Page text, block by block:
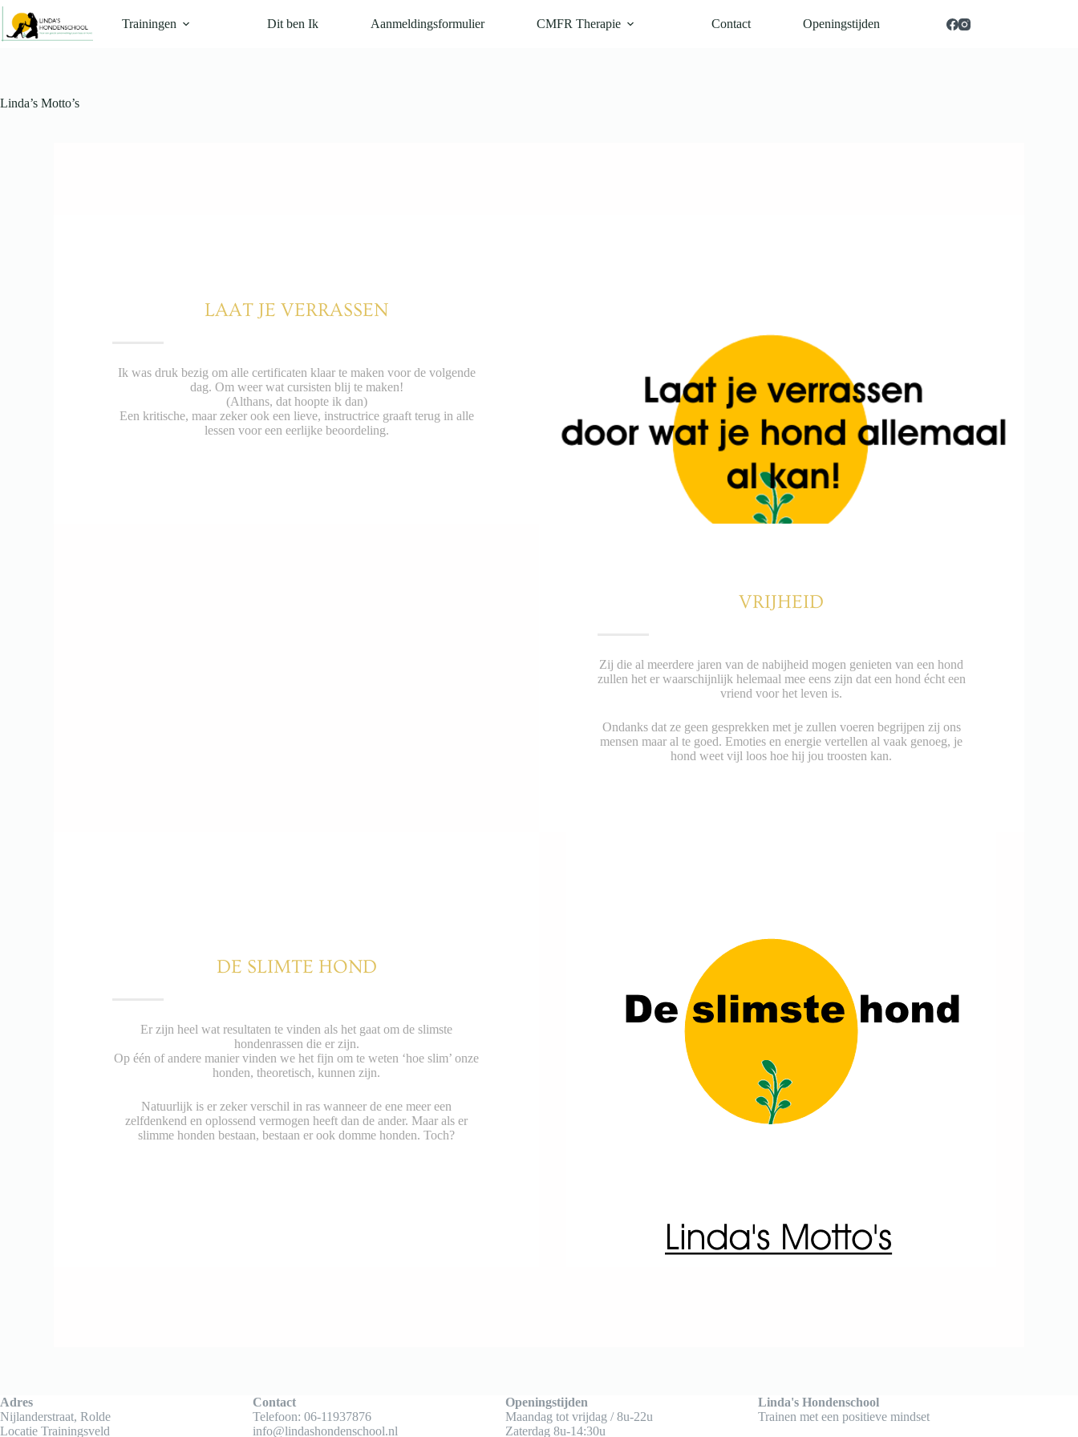
Trainingen Dit ben Ik Aanmeldingsformulier CMFR Therapie Contact Openingstijden
Linda’s Motto’s
LAAT JE VERRASSEN
Ik was druk bezig om alle certificaten klaar te maken voor de volgende
dag. Om weer wat cursisten blij te maken!
(Althans, dat hoopte ik dan)
Een kritische, maar zeker ook een lieve, instructrice graaft terug in alle
lessen voor een eerlijke beoordeling.
VRIJHEID
Zij die al meerdere jaren van de nabijheid mogen genieten van een hond
zullen het er waarschijnlijk helemaal mee eens zijn dat een hond écht een
vriend voor het leven is.
Ondanks dat ze geen gesprekken met je zullen voeren begrijpen zij ons
mensen maar al te goed. Emoties en energie vertellen al vaak genoeg, je
hond weet vijl loos hoe hij jou troosten kan.
DE SLIMTE HOND
Er zijn heel wat resultaten te vinden als het gaat om de slimste
hondenrassen die er zijn.
Op één of andere manier vinden we het fijn om te weten ‘hoe slim’ onze
honden, theoretisch, kunnen zijn.
Natuurlijk is er zeker verschil in ras wanneer de ene meer een
zelfdenkend en oplossend vermogen heeft dan de ander. Maar als er
slimme honden bestaan, bestaan er ook domme honden. Toch?
Adres
Nijlanderstraat, Rolde
Locatie Trainingsveld
Contact
Telefoon: 06-11937876
info@lindashondenschool.nl
Openingstijden
Maandag tot vrijdag / 8u-22u
Zaterdag 8u-14:30u
Linda's Hondenschool
Trainen met een positieve mindset